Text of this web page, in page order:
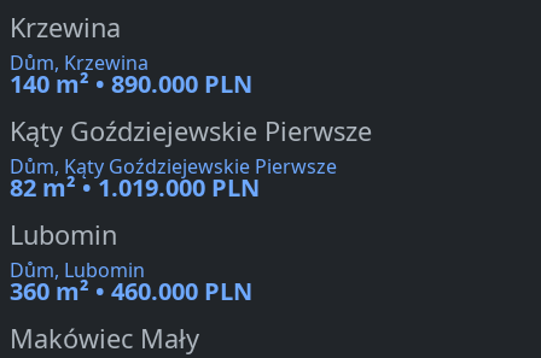
Krzewina
Dům, Krzewina
140 m² • 890.000 PLN
Kąty Goździejewskie Pierwsze
Dům, Kąty Goździejewskie Pierwsze
82 m² • 1.019.000 PLN
Lubomin
Dům, Lubomin
360 m² • 460.000 PLN
Makówiec Mały